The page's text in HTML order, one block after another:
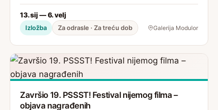
13. sij — 6. velj
Izložba Za odrasle · Za treću dob Galerija Modulor
Završio 19. PSSST! Festival nijemog filma –
objava nagrađenih